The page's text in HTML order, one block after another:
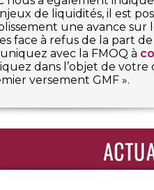
de liquidités, il est
une avance sur
face à refus de la part de
avec la FMOQ à
dans l’objet de votre
versement GMF ».